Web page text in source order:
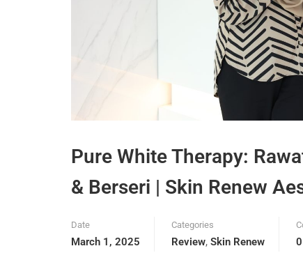
Pure White Therapy:
& Berseri | Skin Renew
Date
March 1, 2025
Categories
Review, Skin Renew